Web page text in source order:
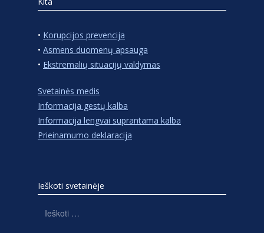
• Korupcijos prevencija
• Asmens duomenų apsauga
• Ekstremalių situacijų valdymas
Svetainės medis
Informacija gestų kalba
Informacija lengvai suprantama kalba
Prieinamumo deklaracija
Ieškoti svetainėje